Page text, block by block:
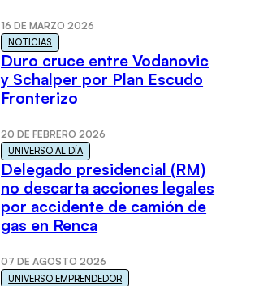
16 DE MARZO 2026
NOTICIAS
Duro cruce entre Vodanovic
y Schalper por Plan Escudo
Fronterizo
20 DE FEBRERO 2026
UNIVERSO AL DÍA
Delegado presidencial (RM)
no descarta acciones legales
por accidente de camión de
gas en Renca
07 DE AGOSTO 2026
UNIVERSO EMPRENDEDOR